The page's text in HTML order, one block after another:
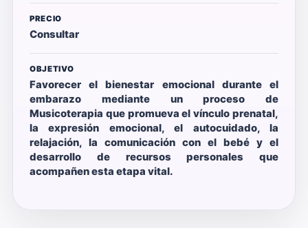
PRECIO
Consultar
OBJETIVO
Favorecer el bienestar emocional durante el
embarazo mediante un proceso de
Musicoterapia que promueva el vínculo prenatal,
la expresión emocional, el autocuidado, la
relajación, la comunicación con el bebé y el
desarrollo de recursos personales que
acompañen esta etapa vital.